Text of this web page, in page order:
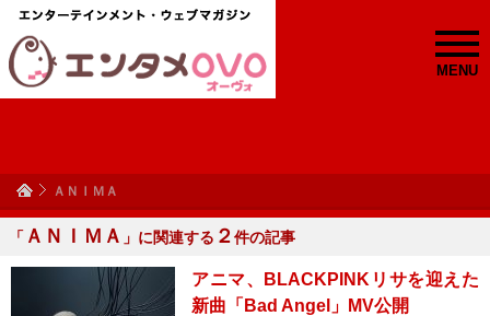
MENU
ＡＮＩＭＡ
「 ＡＮＩＭＡ 」に関連する ２件の記事
アニマ、BLACKPINKリサを迎えた
新曲「Bad Angel」MV公開